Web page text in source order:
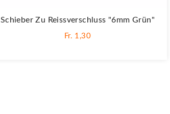
Schieber Zu Reissverschluss "6mm Grün"
Fr. 1,30